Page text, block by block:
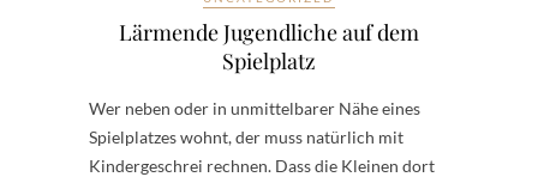
Lärmende Jugendliche auf dem
Spielplatz
Wer neben oder in unmittelbarer Nähe eines
Spielplatzes wohnt, der muss natürlich mit
Kindergeschrei rechnen. Dass die Kleinen dort